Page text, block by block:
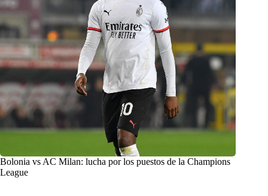
Bolonia vs AC Milan: lucha por los puestos de la Champions
League